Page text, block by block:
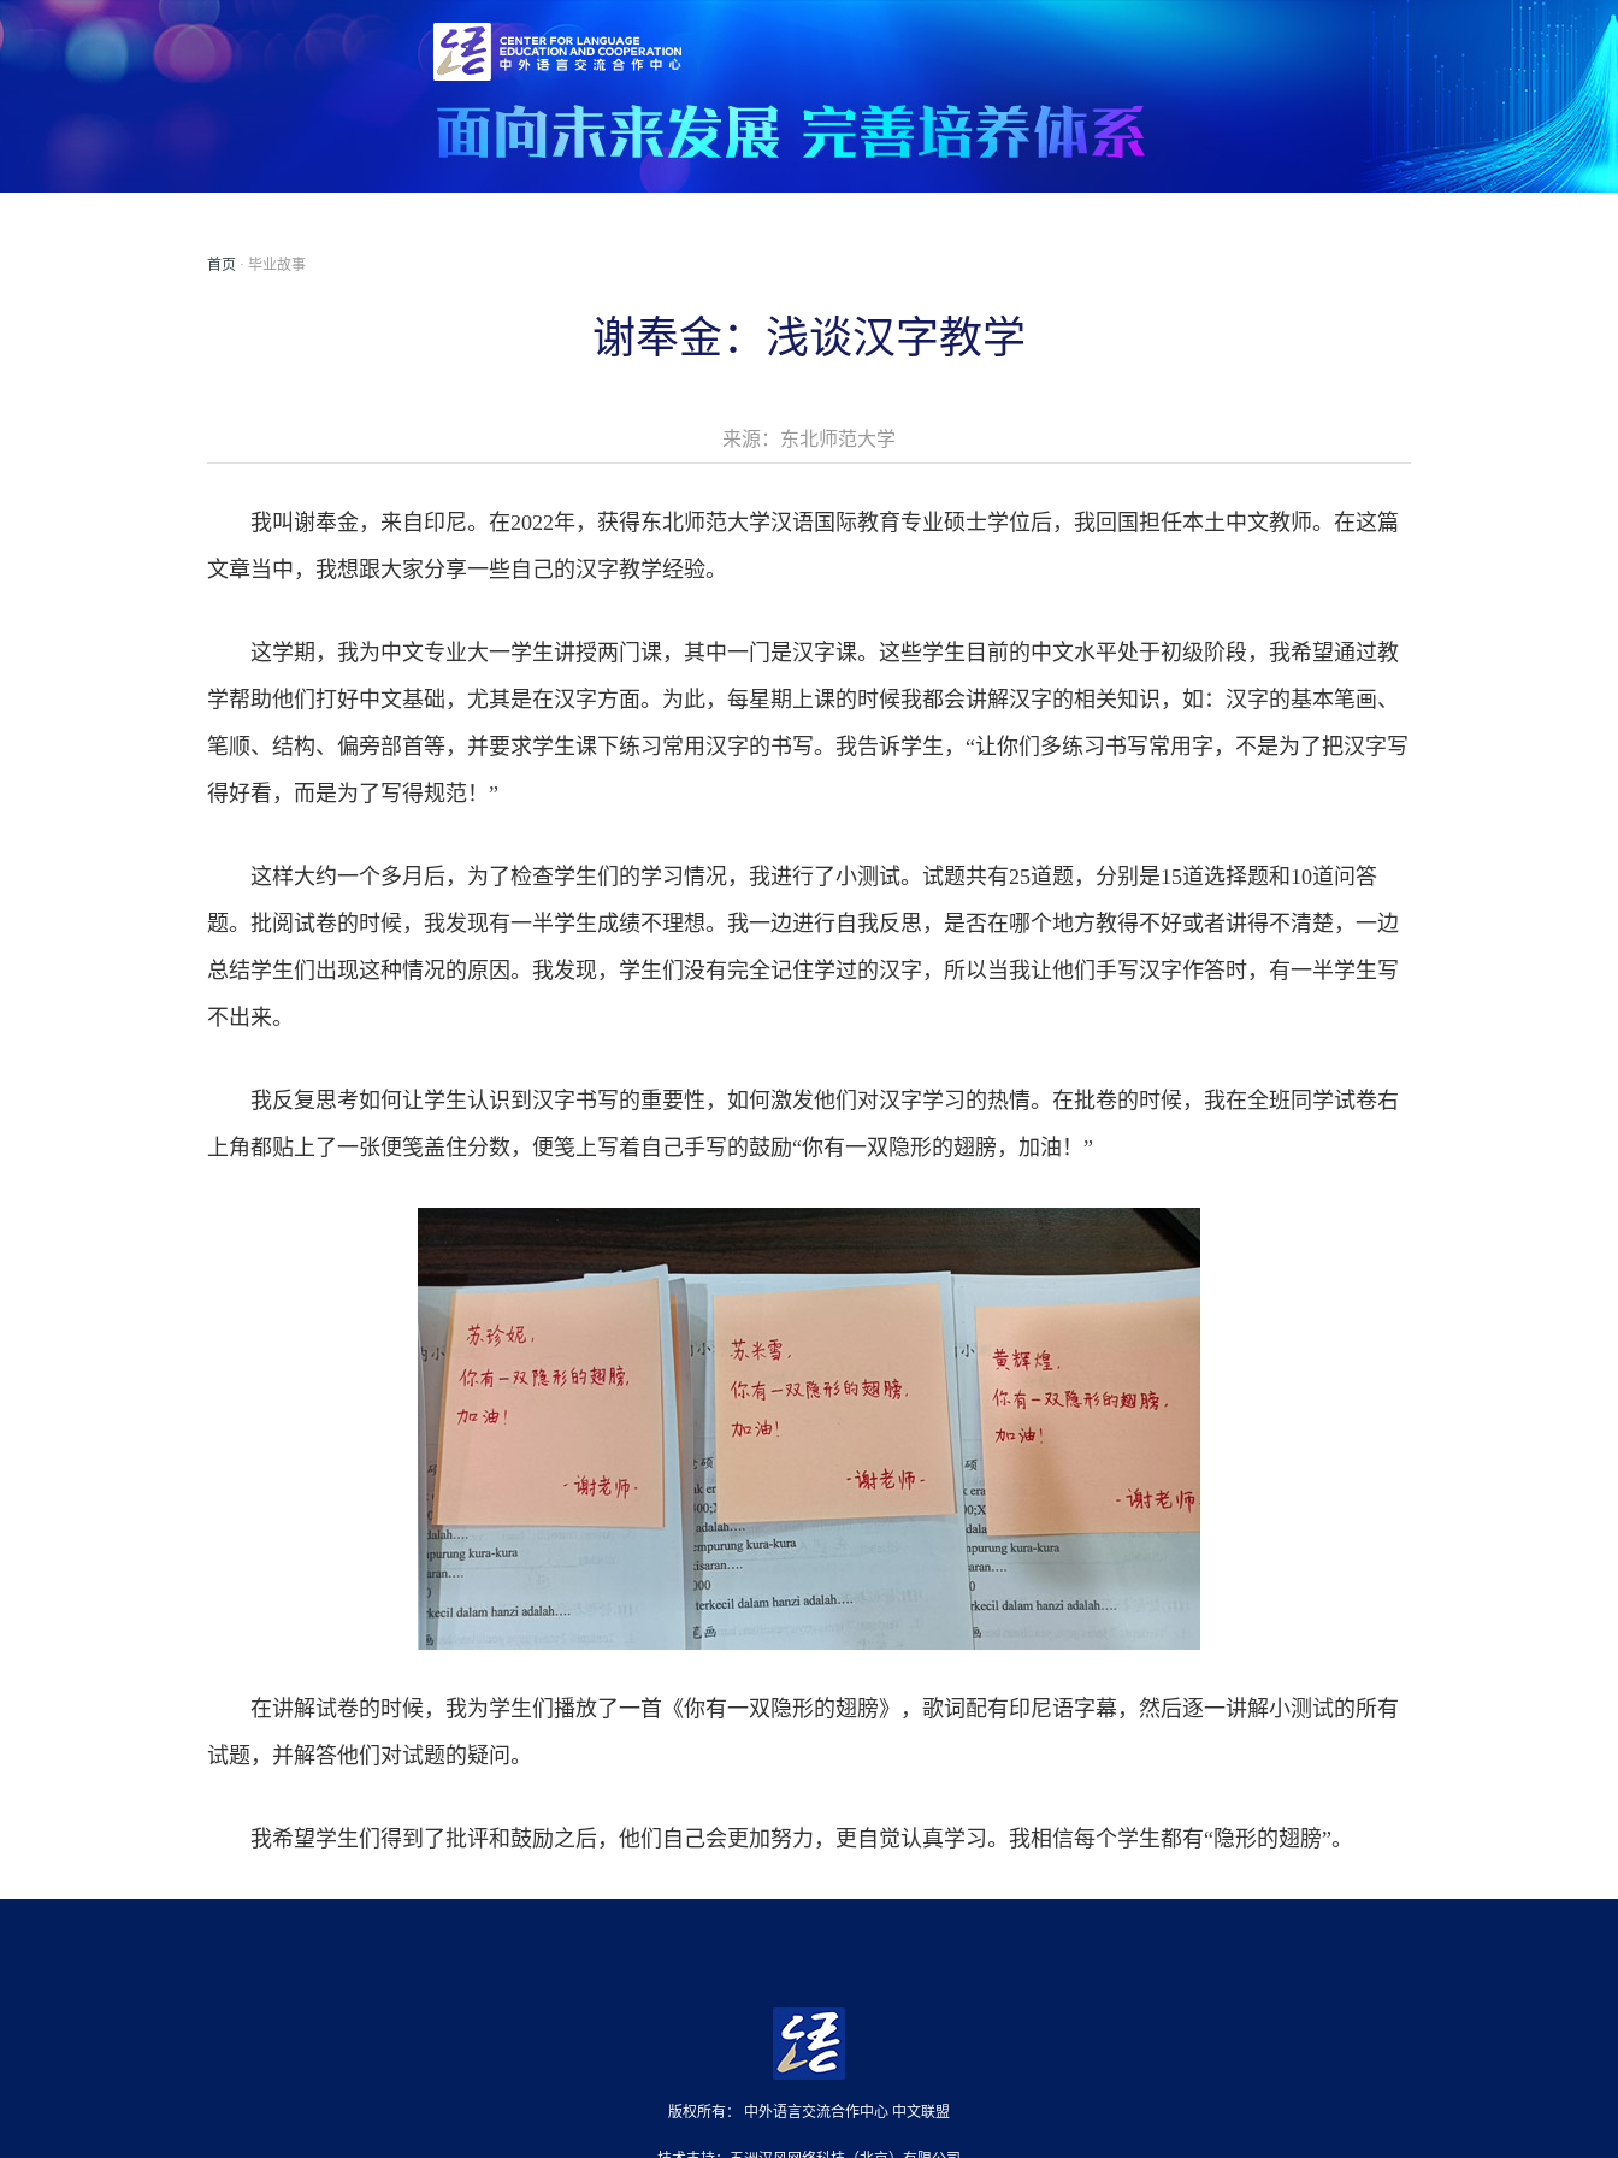
首页 · 毕业故事
谢奉金：浅谈汉字教学
来源：东北师范大学
我叫谢奉金，来自印尼。在2022年，获得东北师范大学汉语国际教育专业硕士学位后，我回国担任本土中文教师。在这篇
文章当中，我想跟大家分享一些自己的汉字教学经验。
这学期，我为中文专业大一学生讲授两门课，其中一门是汉字课。这些学生目前的中文水平处于初级阶段，我希望通过教
学帮助他们打好中文基础，尤其是在汉字方面。为此，每星期上课的时候我都会讲解汉字的相关知识，如：汉字的基本笔画、
笔顺、结构、偏旁部首等，并要求学生课下练习常用汉字的书写。我告诉学生，“让你们多练习书写常用字，不是为了把汉字写
得好看，而是为了写得规范！”
这样大约一个多月后，为了检查学生们的学习情况，我进行了小测试。试题共有25道题，分别是15道选择题和10道问答
题。批阅试卷的时候，我发现有一半学生成绩不理想。我一边进行自我反思，是否在哪个地方教得不好或者讲得不清楚，一边
总结学生们出现这种情况的原因。我发现，学生们没有完全记住学过的汉字，所以当我让他们手写汉字作答时，有一半学生写
不出来。
我反复思考如何让学生认识到汉字书写的重要性，如何激发他们对汉字学习的热情。在批卷的时候，我在全班同学试卷右
上角都贴上了一张便笺盖住分数，便笺上写着自己手写的鼓励“你有一双隐形的翅膀，加油！”
在讲解试卷的时候，我为学生们播放了一首《你有一双隐形的翅膀》，歌词配有印尼语字幕，然后逐一讲解小测试的所有
试题，并解答他们对试题的疑问。
我希望学生们得到了批评和鼓励之后，他们自己会更加努力，更自觉认真学习。我相信每个学生都有“隐形的翅膀”。
版权所有： 中外语言交流合作中心 中文联盟